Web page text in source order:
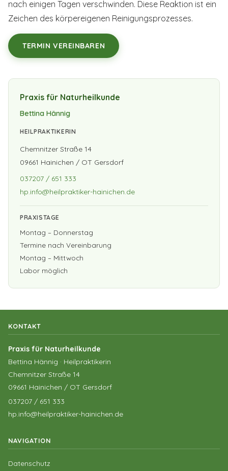
nach einigen Tagen verschwinden. Diese Reaktion ist ein
Zeichen des körpereigenen Reinigungsprozesses.
TERMIN VEREINBAREN
Praxis für Naturheilkunde
Bettina Hännig
HEILPRAKTIKERIN
Chemnitzer Straße 14
09661 Hainichen / OT Gersdorf
037207 / 651 333
hp.info@heilpraktiker-hainichen.de
PRAXISTAGE
Montag – Donnerstag
Termine nach Vereinbarung
Montag – Mittwoch
Labor möglich
KONTAKT
Praxis für Naturheilkunde
Bettina Hännig · Heilpraktikerin
Chemnitzer Straße 14
09661 Hainichen / OT Gersdorf
037207 / 651 333
hp.info@heilpraktiker-hainichen.de
NAVIGATION
Datenschutz